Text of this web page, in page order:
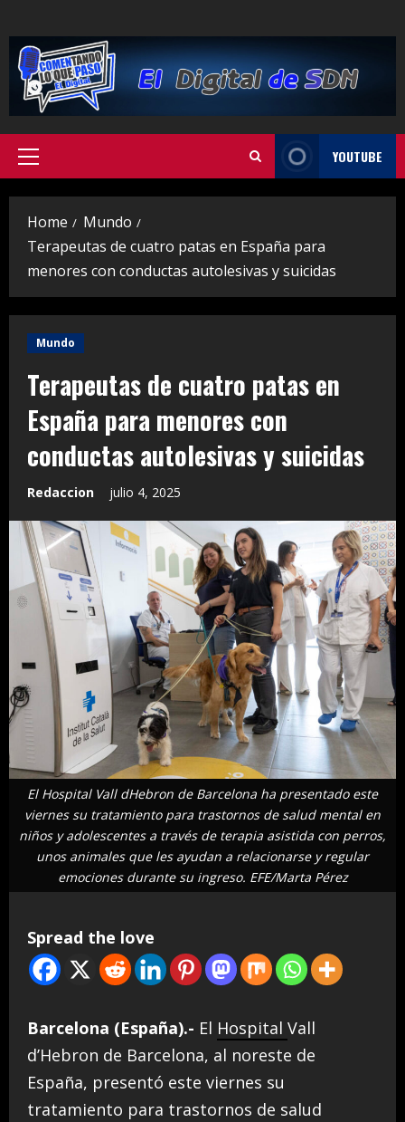
to
content
Primary
YOUTUBE
Home
Mundo
Terapeutas de cuatro patas en España para
menores con conductas autolesivas y suicidas
Mundo
Terapeutas de cuatro patas en
España para menores con
conductas autolesivas y suicidas
Redaccion julio 4, 2025
El Hospital Vall dHebron de Barcelona ha presentado este
viernes su tratamiento para trastornos de salud mental en
niños y adolescentes a través de terapia asistida con perros,
unos animales que les ayudan a relacionarse y regular
emociones durante su ingreso. EFE/Marta Pérez
Spread the love
Barcelona (España).- El Hospital Vall
d’Hebron de Barcelona, al noreste de
España, presentó este viernes su
tratamiento para trastornos de salud